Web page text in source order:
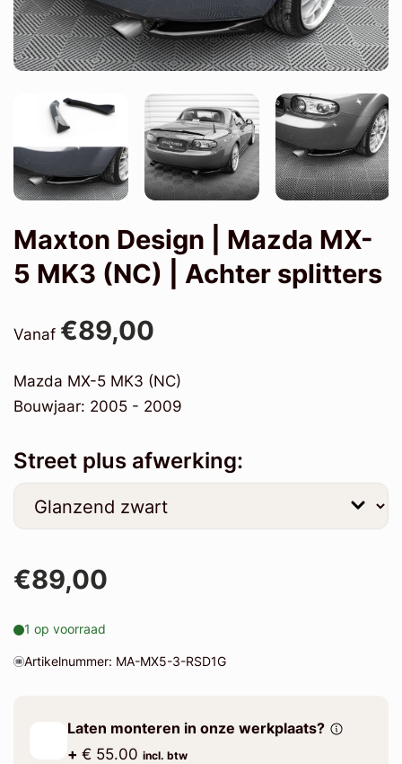
Maxton Design | Mazda MX-
5 MK3 (NC) | Achter splitters
Vanaf €89,00
Mazda MX-5 MK3 (NC)
Bouwjaar: 2005 - 2009
Street plus afwerking:
€89,00
1 op voorraad
Artikelnummer: MA-MX5-3-RSD1G
Laten monteren in onze werkplaats?
+ € 55.00 incl. btw